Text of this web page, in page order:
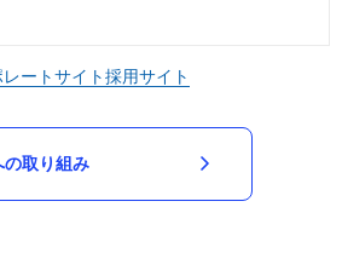
ートサイト採用サイト
の取り組み